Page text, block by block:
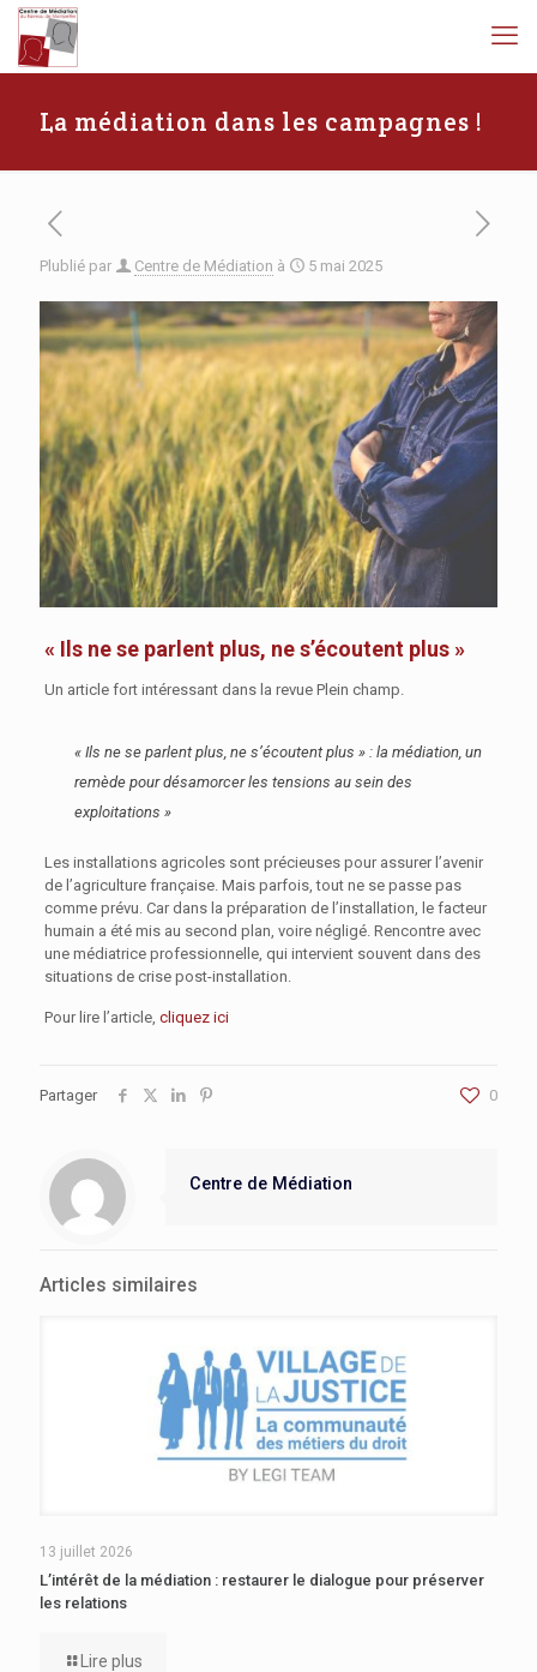
La médiation dans les campagnes !
Plublié par Centre de Médiation à 5 mai 2025
« Ils ne se parlent plus, ne s’écoutent plus »
Un article fort intéressant dans la revue Plein champ.
« Ils ne se parlent plus, ne s’écoutent plus » : la médiation, un
remède pour désamorcer les tensions au sein des
exploitations »
Les installations agricoles sont précieuses pour assurer l’avenir
de l’agriculture française. Mais parfois, tout ne se passe pas
comme prévu. Car dans la préparation de l’installation, le facteur
humain a été mis au second plan, voire négligé. Rencontre avec
une médiatrice professionnelle, qui intervient souvent dans des
situations de crise post-installation.
Pour lire l’article, cliquez ici
Partager 0
Centre de Médiation
Articles similaires
13 juillet 2026
L’intérêt de la médiation : restaurer le dialogue pour préserver
les relations
Lire plus